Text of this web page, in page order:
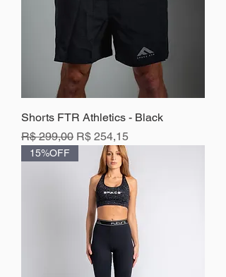
Shorts FTR Athletics - Black
Preço normal
R$ 299,00 Preço promocional
R$ 254,15
15%OFF